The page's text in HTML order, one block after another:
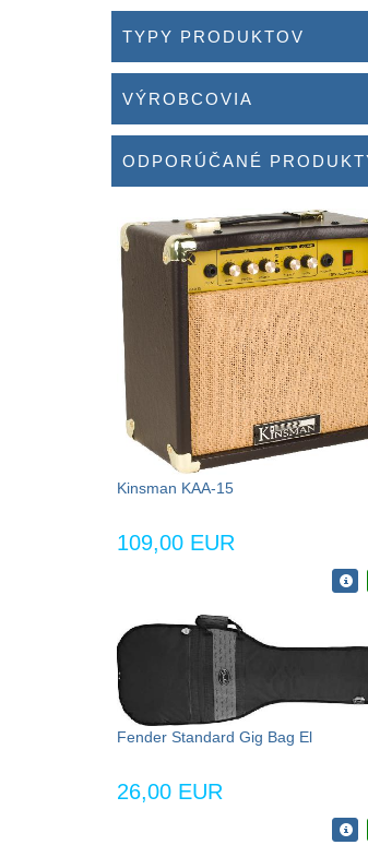
TYPY PRODUKTOV
VÝROBCOVIA
ODPORÚČANÉ
Kinsman KAA-15
109,00 EUR
Fender Standard Gig Bag El
26,00 EUR